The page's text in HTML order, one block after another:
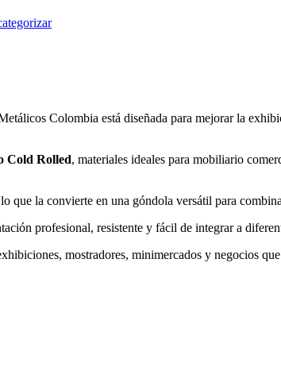
Colombia está diseñada para mejorar la
Cold Rolled, materiales ideales para mobiliario
que la convierte en una góndola versátil para
profesional, resistente y fácil de integrar a
mostradores, minimercados y negocios